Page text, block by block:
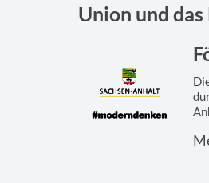
Union und